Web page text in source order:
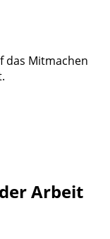
das Mitmachen
Arbeit